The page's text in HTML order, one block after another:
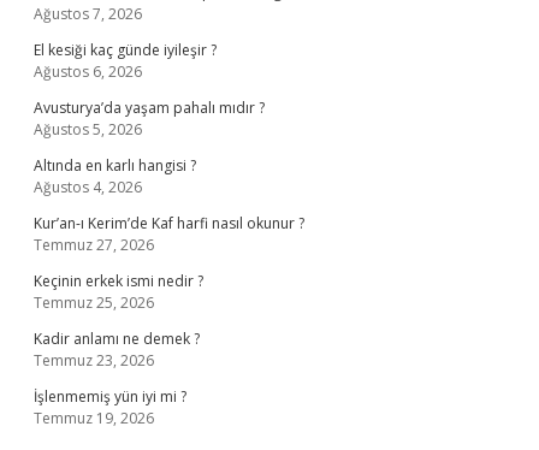
Ağustos 7, 2026
El kesiği kaç günde iyileşir ?
Ağustos 6, 2026
Avusturya’da yaşam pahalı mıdır ?
Ağustos 5, 2026
Altında en karlı hangisi ?
Ağustos 4, 2026
Kur’an-ı Kerim’de Kaf harfi nasıl okunur ?
Temmuz 27, 2026
Keçinin erkek ismi nedir ?
Temmuz 25, 2026
Kadir anlamı ne demek ?
Temmuz 23, 2026
İşlenmemiş yün iyi mi ?
Temmuz 19, 2026